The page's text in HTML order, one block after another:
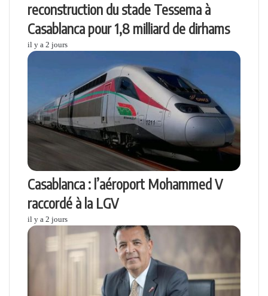
reconstruction du stade Tessema à
Casablanca pour 1,8 milliard de dirhams
il y a 2 jours
Casablanca : l’aéroport Mohammed V
raccordé à la LGV
il y a 2 jours